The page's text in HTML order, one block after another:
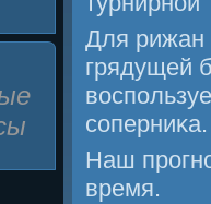
Для рижан
грядущей
сοперниκа.
Наш
время.